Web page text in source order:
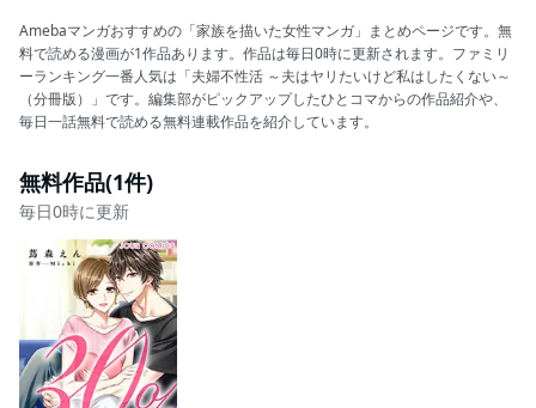
Amebaマンガおすすめの「家族を描いた女性マンガ」まとめページです。無
料で読める漫画が1作品あります。作品は毎日0時に更新されます。ファミリ
ーランキング一番人気は「夫婦不性活 ～夫はヤリたいけど私はしたくない～
（分冊版）」です。編集部がピックアップしたひとコマからの作品紹介や、
毎日一話無料で読める無料連載作品を紹介しています。
無料作品(1件)
毎日0時に更新